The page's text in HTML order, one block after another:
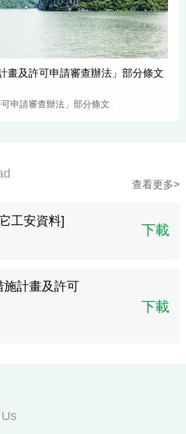
畫及許可申請審查辦法」部分條文
申請審查辦法」部分條文
查看更多>
工安資料]
下載
施計畫及許可
下載